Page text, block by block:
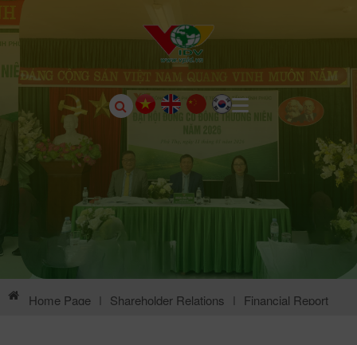
Home Page | Shareholder Relations | Financial Report